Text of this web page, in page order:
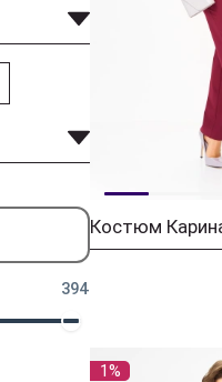
394
1%